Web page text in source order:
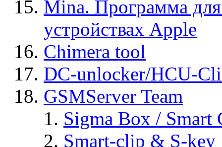
Mina. Программа
устройствах Apple
Chimera tool
DC-unlocker/HCU-
GSMServer Team
Sigma Box / Smart
Smart-clip & S-key